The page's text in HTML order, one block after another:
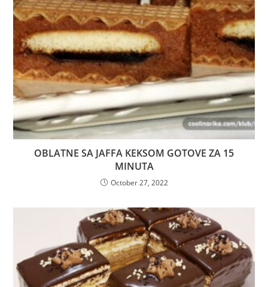
OBLATNE SA JAFFA KEKSOM GOTOVE ZA 15
MINUTA
October 27, 2022